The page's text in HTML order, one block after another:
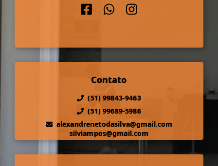
Contato
(51) 99843-9463
(51) 99689-5986
alexandrenetodasilva@gmail.com
silviampos@gmail.com